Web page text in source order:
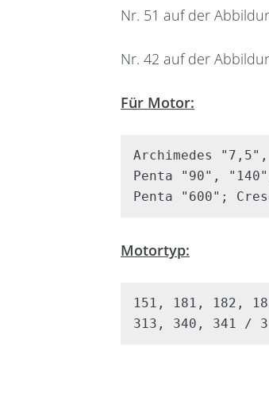
Nr. 51 auf der
Nr. 42 auf der
Für Motor:
Archimedes
Penta "90",
Penta "600";
Motortyp:
151, 181, 182,
313, 340, 341 /
Widerruf bestätigen